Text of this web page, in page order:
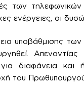
των
ενέργειες, οι
υποβάθμισης
Απεναντίας
διαφάνεια και
του